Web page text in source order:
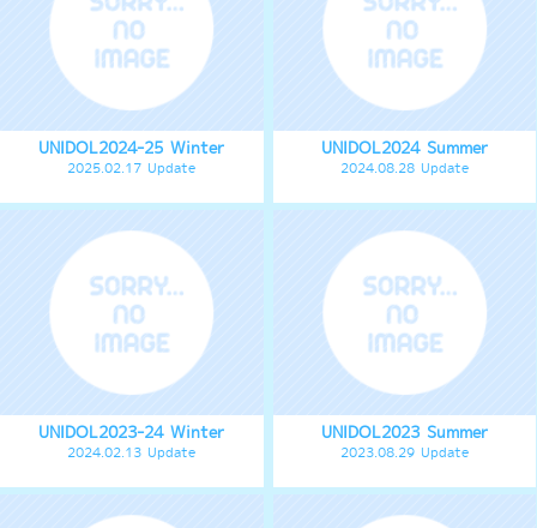
UNIDOL2024-25 Winter
2025.02.17 Update
UNIDOL2024 Summer
2024.08.28 Update
UNIDOL2023-24 Winter
2024.02.13 Update
UNIDOL2023 Summer
2023.08.29 Update
2023.02.15 Update 2022.08.21 Update